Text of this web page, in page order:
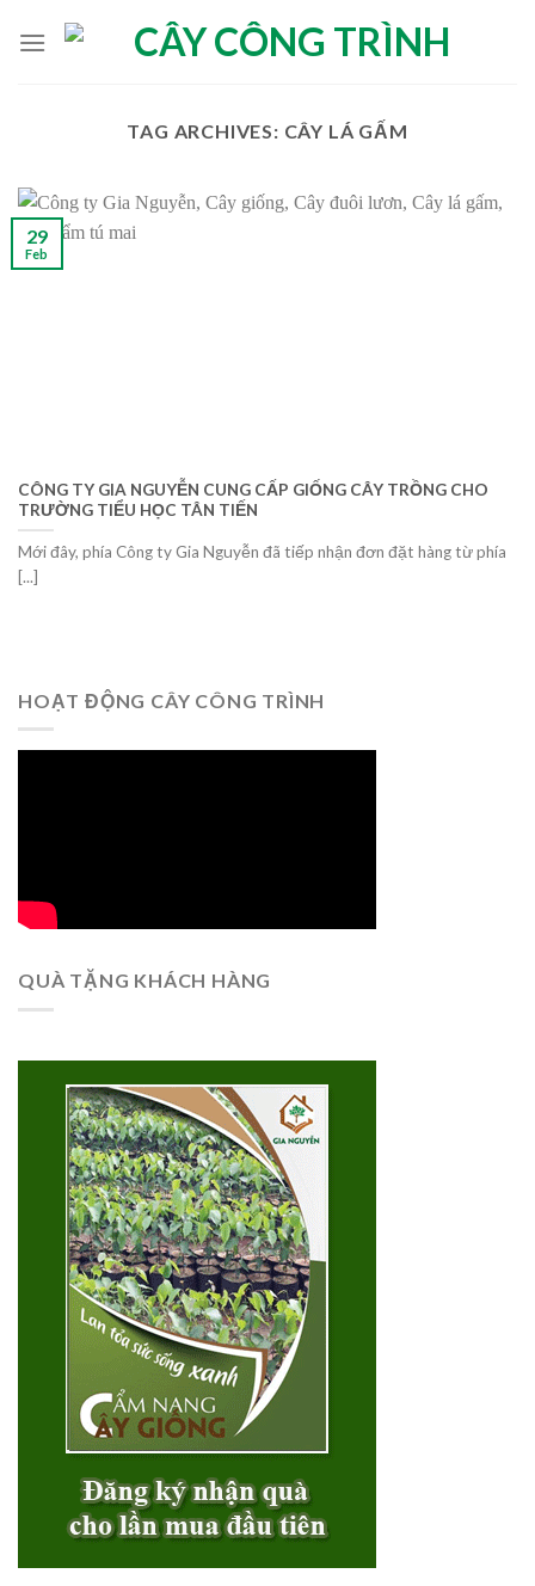
TAG ARCHIVES: CÂY LÁ GẤM
CÔNG TY GIA NGUYỄN CUNG CẤP GIỐNG CÂY TRỒNG CHO
TRƯỜNG TIỂU HỌC TÂN TIẾN
Mới đây, phía Công ty Gia Nguyễn đã tiếp nhận đơn đặt hàng từ phía
[...]
29
Feb
HOẠT ĐỘNG CÂY CÔNG TRÌNH
QUÀ TẶNG KHÁCH HÀNG